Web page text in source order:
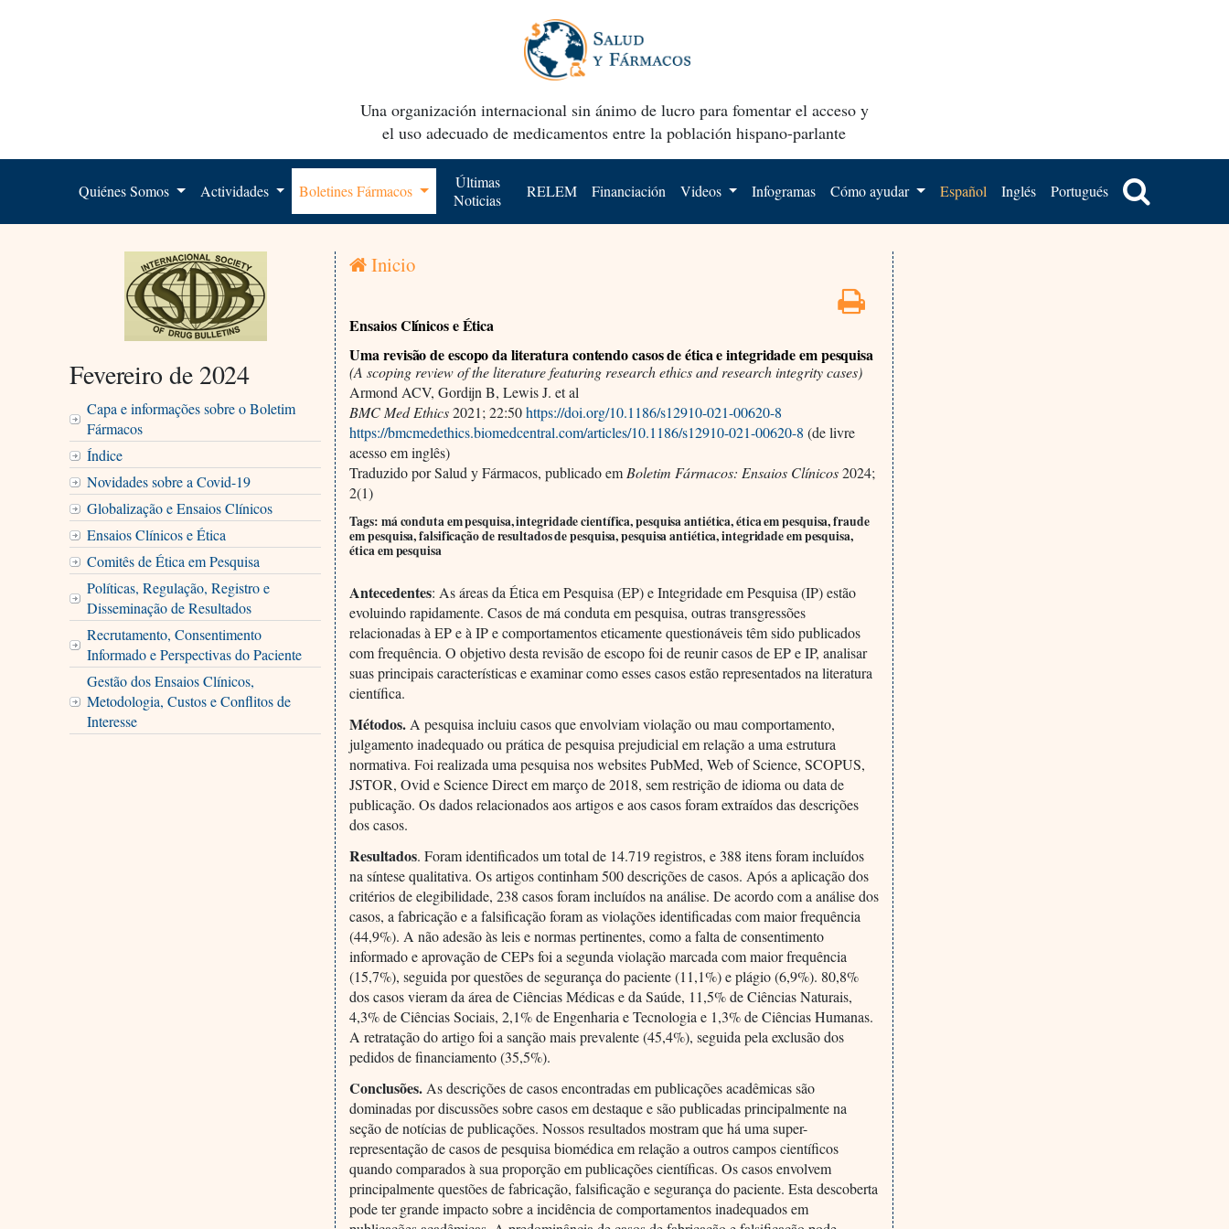
Una organización internacional sin ánimo de lucro para fomentar el acceso y
el uso adecuado de medicamentos entre la población hispano-parlante
Quiénes Somos Actividades Boletines Fármacos
Últimas
Noticias
RELEM Financiación Videos Infogramas Cómo ayudar Español Inglés Portugués
Fevereiro de 2024
Capa e informações sobre o Boletim
Fármacos
Índice
Novidades sobre a Covid-19
Globalização e Ensaios Clínicos
Ensaios Clínicos e Ética
Comitês de Ética em Pesquisa
Políticas, Regulação, Registro e
Disseminação de Resultados
Recrutamento, Consentimento
Informado e Perspectivas do Paciente
Gestão dos Ensaios Clínicos,
Metodologia, Custos e Conflitos de
Interesse
Inicio
Ensaios Clínicos e Ética
Uma revisão de escopo da literatura contendo casos de ética e integridade em pesquisa
(A scoping review of the literature featuring research ethics and research integrity cases)
Armond ACV, Gordijn B, Lewis J. et al
BMC Med Ethics2021; 22:50https://doi.org/10.1186/s12910-021-00620-8
https://bmcmedethics.biomedcentral.com/articles/10.1186/s12910-021-00620-8 (de livre
acesso em inglês)
Traduzido por Salud y Fármacos, publicado emBoletim Fármacos: Ensaios Clínicos2024;
2(1)
Tags: má conduta em pesquisa, integridade científica, pesquisa antiética, ética em pesquisa, fraude
em pesquisa, falsificação de resultados de pesquisa, pesquisa antiética, integridade em pesquisa,
ética em pesquisa
Antecedentes: As áreas da Ética em Pesquisa (EP) e Integridade em Pesquisa (IP) estão
evoluindo rapidamente. Casos de má conduta em pesquisa, outras transgressões
relacionadas à EP e à IP e comportamentos eticamente questionáveis têm sido publicados
com frequência. O objetivo desta revisão de escopo foi de reunir casos de EP e IP, analisar
suas principais características e examinar como esses casos estão representados na literatura
científica.
Métodos.A pesquisa incluiu casos que envolviam violação ou mau comportamento,
julgamento inadequado ou prática de pesquisa prejudicial em relação a uma estrutura
normativa. Foi realizada uma pesquisa nos websites PubMed, Web of Science, SCOPUS,
JSTOR, Ovid e Science Direct em março de 2018, sem restrição de idioma ou data de
publicação. Os dados relacionados aos artigos e aos casos foram extraídos das descrições
dos casos.
Resultados. Foram identificados um total de 14.719 registros, e 388 itens foram incluídos
na síntese qualitativa. Os artigos continham 500 descrições de casos. Após a aplicação dos
critérios de elegibilidade, 238 casos foram incluídos na análise. De acordo com a análise dos
casos, a fabricação e a falsificação foram as violações identificadas com maior frequência
(44,9%). A não adesão às leis e normas pertinentes, como a falta de consentimento
informado e aprovação de CEPs foi a segunda violação marcada com maior frequência
(15,7%), seguida por questões de segurança do paciente (11,1%) e plágio (6,9%). 80,8%
dos casos vieram da área de Ciências Médicas e da Saúde, 11,5% de Ciências Naturais,
4,3% de Ciências Sociais, 2,1% de Engenharia e Tecnologia e 1,3% de Ciências Humanas.
A retratação do artigo foi a sanção mais prevalente (45,4%), seguida pela exclusão dos
pedidos de financiamento (35,5%).
Conclusões.As descrições de casos encontradas em publicações acadêmicas são
dominadas por discussões sobre casos em destaque e são publicadas principalmente na
seção de notícias de publicações. Nossos resultados mostram que há uma super-
representação de casos de pesquisa biomédica em relação a outros campos científicos
quando comparados à sua proporção em publicações científicas. Os casos envolvem
principalmente questões de fabricação, falsificação e segurança do paciente. Esta descoberta
pode ter grande impacto sobre a incidência de comportamentos inadequados em